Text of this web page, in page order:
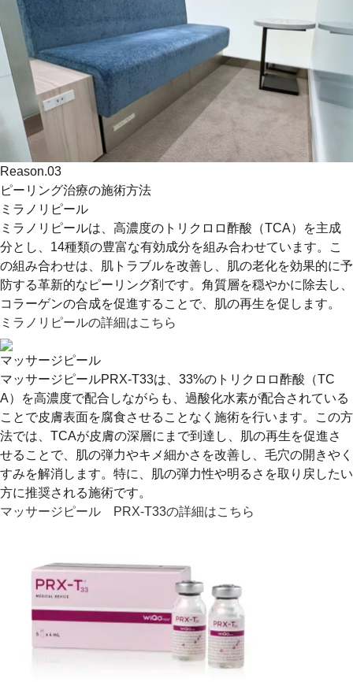
Reason.03
ピーリング治療の施術方法
ミラノリピール
ミラノリピールは、高濃度のトリクロロ酢酸（TCA）を主成
分とし、14種類の豊富な有効成分を組み合わせています。こ
の組み合わせは、肌トラブルを改善し、肌の老化を効果的に予
防する革新的なピーリング剤です。角質層を穏やかに除去し、
コラーゲンの合成を促進することで、肌の再生を促します。
ミラノリピールの詳細はこちら
マッサージピール
マッサージピールPRX-T33は、33%のトリクロロ酢酸（TC
A）を高濃度で配合しながらも、過酸化水素が配合されている
ことで皮膚表面を腐食させることなく施術を行います。この方
法では、TCAが皮膚の深層にまで到達し、肌の再生を促進さ
せることで、肌の弾力やキメ細かさを改善し、毛穴の開きやく
すみを解消します。特に、肌の弾力性や明るさを取り戻したい
方に推奨される施術です。
マッサージピール PRX-T33の詳細はこちら